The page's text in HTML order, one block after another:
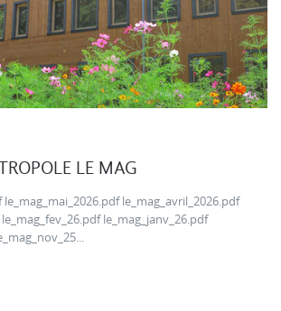
LE MAG
le_mag_mai_2026.pdf le_mag_avril_2026.pdf
le_mag_janv_26.pdf